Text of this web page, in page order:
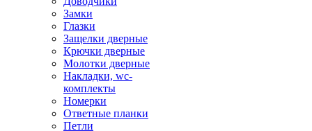
Замки
Глазки
Защелки дверные
Крючки дверные
Молотки дверные
Накладки, wc-
комплекты
Номерки
Ответные планки
Петли